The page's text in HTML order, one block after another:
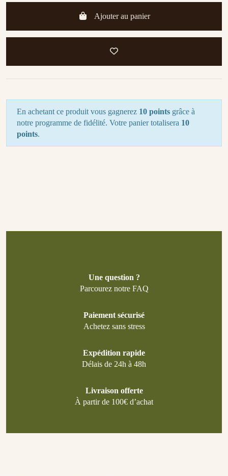
Ajouter au panier
En achetant ce produit vous gagnerez 10 points grâce à
notre programme de fidélité. Votre panier totalisera 10
points.
Une question ?
Parcourez notre FAQ
Paiement sécurisé
Achetez sans stress
Expédition rapide
Délais de 24h à 48h
Livraison offerte
À partir de 100€ d’achat